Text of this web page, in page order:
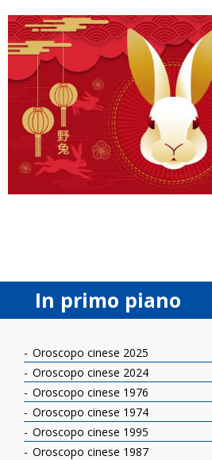
In primo piano
Oroscopo cinese 2025
Oroscopo cinese 2024
Oroscopo cinese 1976
Oroscopo cinese 1974
Oroscopo cinese 1995
Oroscopo cinese 1987